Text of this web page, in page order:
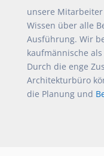
unsere
Wissen über alle
Ausführung. Wir
kaufmännische
Durch die enge
Architekturbüro
die Planung und